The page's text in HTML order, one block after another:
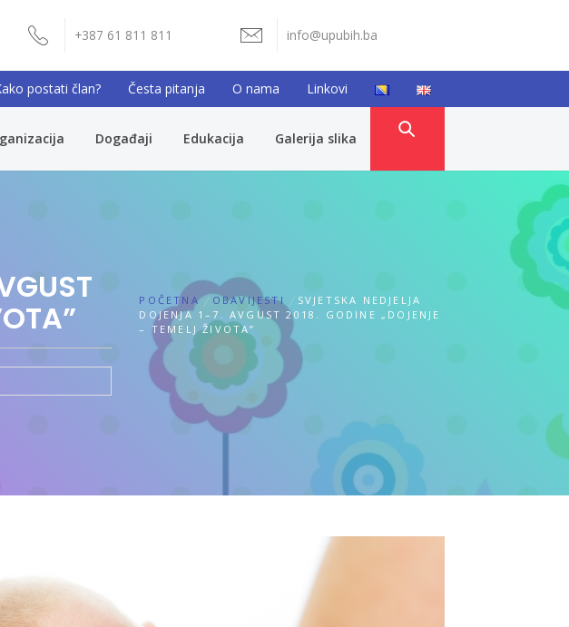
+387 61 811 811 info@upubih.ba
postati član? Česta pitanja O nama Linkovi
Događaji Edukacija Galerija slika
POČETNA OBAVIJESTI
SVJETSKA NEDJELJA
DOJENJA 1–7. AVGUST 2018. GODINE „DOJENJE
– TEMELJ ŽIVOTA”